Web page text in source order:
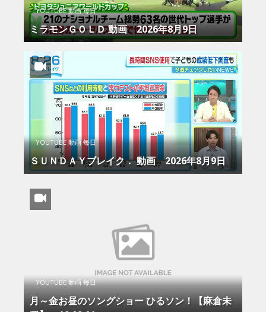
YOUTUBE 動画 毎日
ミラモンＧＯＬＤ 動画 2026年8月9日
YOUTUBE 動画 毎日
ＳＵＮＤＡＹブレイク． 動画 2026年8月9日
YOUTUBE 動画 毎日
月～金お昼のソングショー ひるソン！【麻倉未